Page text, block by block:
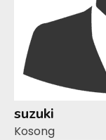
suzuki
Kosong